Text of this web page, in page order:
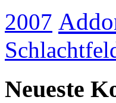
2007
Neueste